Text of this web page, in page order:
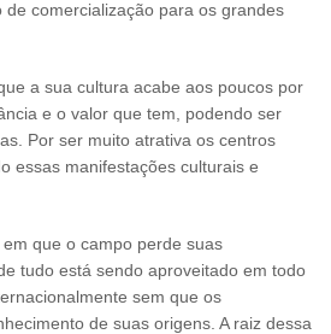
comercialização para os grandes
a sua cultura acabe aos poucos por
e o valor que tem, podendo ser
Por ser muito atrativa os centros
essas manifestações culturais e
que o campo perde suas
tudo está sendo aproveitado em todo
sem que os
de suas origens. A raiz dessa